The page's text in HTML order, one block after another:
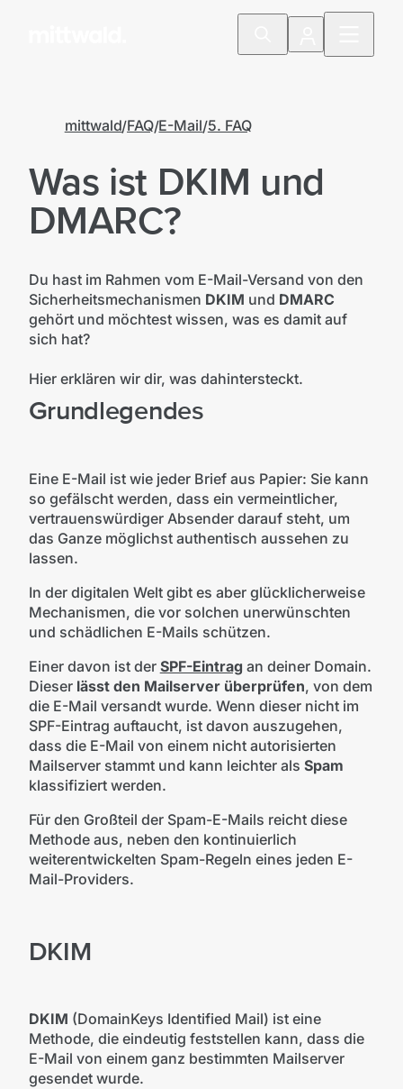
mittwald FAQ E-Mail 5. FAQ
Was ist DKIM und
DMARC?
Du hast im Rahmen vom E-Mail-Versand von den
Sicherheitsmechanismen DKIM und DMARC
gehört und möchtest wissen, was es damit auf
sich hat?
Hier erklären wir dir, was dahintersteckt.
Grundlegendes
Eine E-Mail ist wie jeder Brief aus Papier: Sie kann
so gefälscht werden, dass ein vermeintlicher,
vertrauenswürdiger Absender darauf steht, um
das Ganze möglichst authentisch aussehen zu
lassen.
In der digitalen Welt gibt es aber glücklicherweise
Mechanismen, die vor solchen unerwünschten
und schädlichen E-Mails schützen.
Einer davon ist der SPF-Eintrag an deiner Domain.
Dieser lässt den Mailserver überprüfen, von dem
die E-Mail versandt wurde. Wenn dieser nicht im
SPF-Eintrag auftaucht, ist davon auszugehen,
dass die E-Mail von einem nicht autorisierten
Mailserver stammt und kann leichter als Spam
klassifiziert werden.
Für den Großteil der Spam-E-Mails reicht diese
Methode aus, neben den kontinuierlich
weiterentwickelten Spam-Regeln eines jeden E-
Mail-Providers.
DKIM
DKIM (DomainKeys Identified Mail) ist eine
Methode, die eindeutig feststellen kann, dass die
E-Mail von einem ganz bestimmten Mailserver
gesendet wurde.